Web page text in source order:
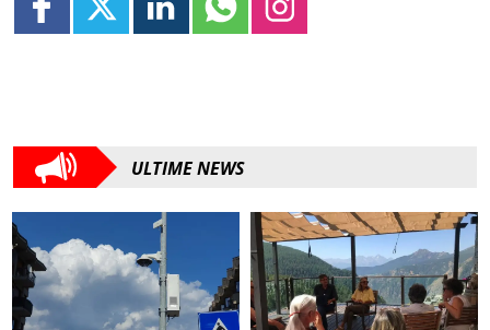
ULTIME NEWS